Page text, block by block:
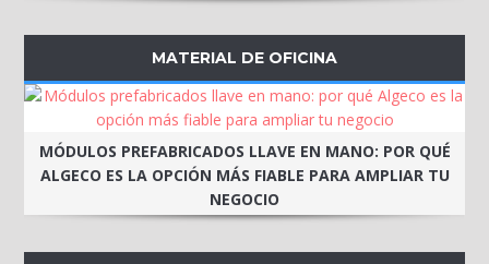
MATERIAL DE OFICINA
MÓDULOS PREFABRICADOS LLAVE EN MANO: POR QUÉ
ALGECO ES LA OPCIÓN MÁS FIABLE PARA AMPLIAR TU
NEGOCIO